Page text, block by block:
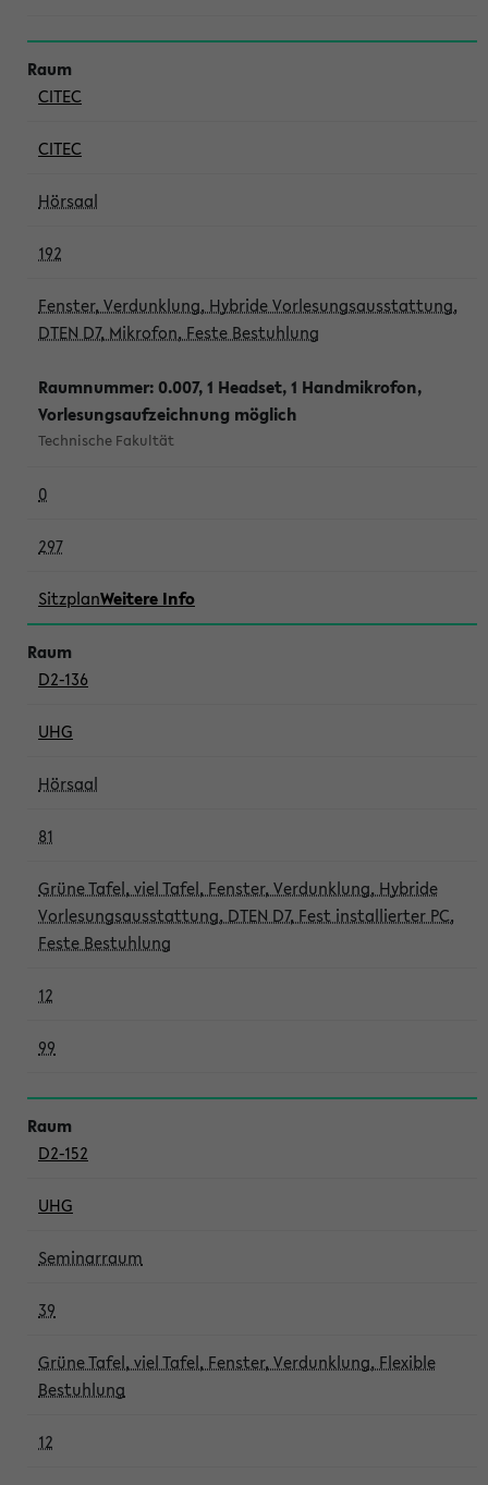
CITEC
CITEC
Hörsaal
192
Fenster, Verdunklung, Hybride Vorlesungsausstattung,
DTEN D7, Mikrofon, Feste Bestuhlung
Raumnummer: 0.007, 1 Headset, 1 Handmikrofon,
Vorlesungsaufzeichnung möglich
Technische Fakultät
0
297
SitzplanWeitere Info
D2-136
UHG
Hörsaal
81
Grüne Tafel, viel Tafel, Fenster, Verdunklung, Hybride
Vorlesungsausstattung, DTEN D7, Fest installierter PC,
Feste Bestuhlung
12
99
D2-152
UHG
Seminarraum
39
Grüne Tafel, viel Tafel, Fenster, Verdunklung, Flexible
Bestuhlung
12